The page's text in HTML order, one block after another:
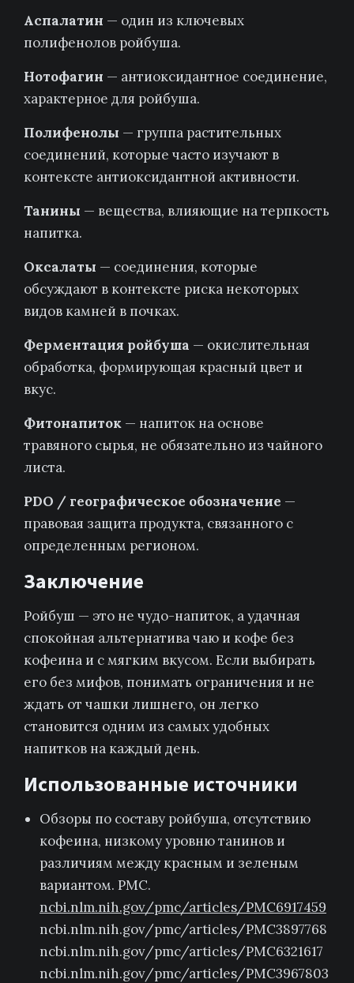
Аспалатин — один из ключевых
полифенолов ройбуша.
Нотофагин — антиоксидантное соединение,
характерное для ройбуша.
Полифенолы — группа растительных
соединений, которые часто изучают в
контексте антиоксидантной активности.
Танины — вещества, влияющие на терпкость
напитка.
Оксалаты — соединения, которые
обсуждают в контексте риска некоторых
видов камней в почках.
Ферментация ройбуша — окислительная
обработка, формирующая красный цвет и
вкус.
Фитонапиток — напиток на основе
травяного сырья, не обязательно из чайного
листа.
PDO / географическое обозначение —
правовая защита продукта, связанного с
определенным регионом.
Заключение
Ройбуш — это не чудо-напиток, а удачная
спокойная альтернатива чаю и кофе без
кофеина и с мягким вкусом. Если выбирать
его без мифов, понимать ограничения и не
ждать от чашки лишнего, он легко
становится одним из самых удобных
напитков на каждый день.
Использованные источники
Обзоры по составу ройбуша, отсутствию
кофеина, низкому уровню танинов и
различиям между красным и зеленым
вариантом. PMC.
ncbi.nlm.nih.gov/pmc/articles/PMC6917459
ncbi.nlm.nih.gov/pmc/articles/PMC3897768
ncbi.nlm.nih.gov/pmc/articles/PMC6321617
ncbi.nlm.nih.gov/pmc/articles/PMC3967803